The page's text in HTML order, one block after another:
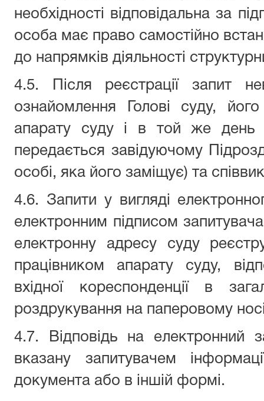
необхідності відповідальна за
особа має право самостійно
до напрямків діяльності
4.5. Після реєстрації запит
ознайомлення Голові суду,
апарату суду і в той же день
передається завідуючому
особі, яка його заміщує) та
4.6. Запити у вигляді
електронним підписом
електронну адресу суду
працівником апарату суду,
вхідної кореспонденції в
роздрукування на паперовому
4.7. Відповідь на електронний
вказану запитувачем
документа або в іншій формі.